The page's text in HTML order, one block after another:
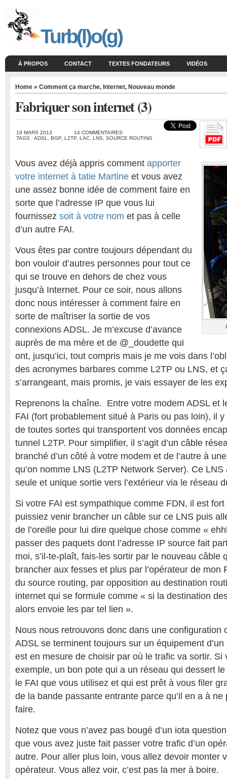
Turb(l)o(g)
À PROPOS CONTACT TEXTES FONDATEURS VIDÉOS
Home » Comment ça marche, Internet, Nouveau monde
Fabriquer son internet (3)
19 MARS 2013
14 COMMENTAIRES
TAGS : ADSL BGP L2TP LAC LNS SOURCE ROUTING
Vous avez déjà appris comment apporter
votre internet à tatie Martine et vous avez
une assez bonne idée de comment faire en
sorte que l’adresse IP que vous lui
fournissez soit à votre nom et pas à celle
d’un autre FAI.
Vous êtes par contre toujours dépendant du
bon vouloir d’autres personnes pour tout ce
qui se trouve en dehors de chez vous
jusqu’à Internet. Pour ce soir, nous allons
donc nous intéresser à comment faire en
sorte de maîtriser la sortie de vos
connexions ADSL. Je m’excuse d’avance
auprès de ma mère et de @_doudette qui
ont, jusqu’ici, tout compris mais je me vois dans
des acronymes barbares comme L2TP ou LNS, et
s’arrangeant, mais promis, je vais essayer de les
Reprenons la chaîne. Entre votre modem ADSL et
FAI (fort probablement situé à Paris ou pas loin), il
de toutes sortes qui transportent vos données
tunnel L2TP. Pour simplifier, il s’agit d’un câble
branché d’un côté à votre modem et de l’autre à
qu’on nomme LNS (L2TP Network Server). Ce
seule et unique sortie vers l’extérieur via le réseau
Si votre FAI est sympathique comme FDN, il est
puissiez venir brancher un câble sur ce LNS puis
de l’oreille pour lui dire quelque chose comme «
passer des paquets dont l’adresse IP source fait
moi, s’il-te-plaît, fais-les sortir par le nouveau câble
brancher aux fesses et plus par l’opérateur de mon
du source routing, par opposition au destination
internet qui se formule comme « si la destination
alors envoie les par tel lien ».
Nous nous retrouvons donc dans une configuration
ADSL se terminent toujours sur un équipement
est en mesure de choisir par où le trafic va sortir. Si
exemple, un bon pote qui a un réseau qui dessert
le FAI que vous utilisez et qui est prêt à vous filer
de la bande passante entrante parce qu’il en a à ne
faire.
Notez que vous n’avez pas bougé d’un iota
que vous avez juste fait passer votre trafic d’un
autre. Pour aller plus loin, vous allez devoir monter
opérateur. Vous allez voir, c’est pas la mer à boire.